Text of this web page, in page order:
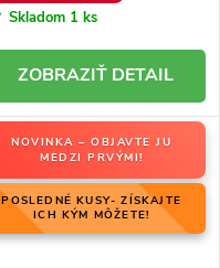
Skladom 1 ks
DETAIL
NOVINKA – OBJAVTE JU
MEDZI PRVÝMI!
POSLEDNÉ KUSY- ZÍSKAJTE
ICH KÝM MÔŽETE!